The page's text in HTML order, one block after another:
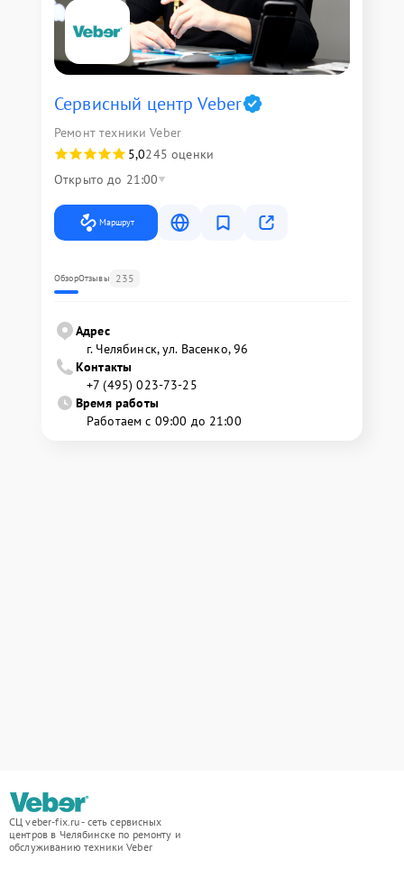
Сервисный центр Veber
Ремонт техники Veber
5,0245 оценки
Открыто до 21:00
Маршрут
ОбзорОтзывы 235
Адрес
г. Челябинск, ул. Васенко, 96
Контакты
+7 (495) 023-73-25
Время работы
Работаем с 09:00 до 21:00
СЦ veber-fix.ru - сеть сервисных
центров в Челябинске по ремонту и
обслуживанию техники Veber